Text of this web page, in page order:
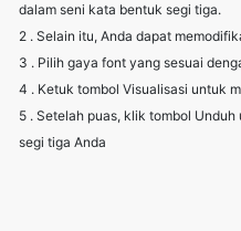
dalam seni kata bentuk segi tiga.
2 . Selain itu, Anda dapat
3 . Pilih gaya font yang sesuai
4 . Ketuk tombol Visualisasi untuk
5 . Setelah puas, klik tombol
segi tiga Anda